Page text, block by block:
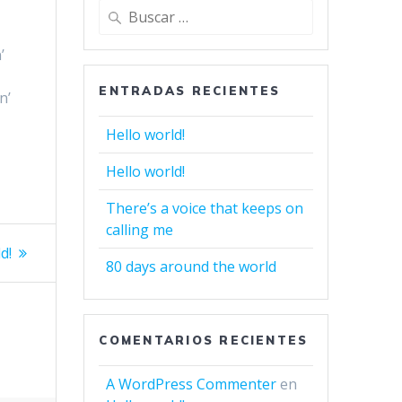
Buscar:
ENTRADAS RECIENTES
Hello world!
Hello world!
There’s a voice that keeps on
calling me
80 days around the world
COMENTARIOS RECIENTES
A WordPress Commenteren